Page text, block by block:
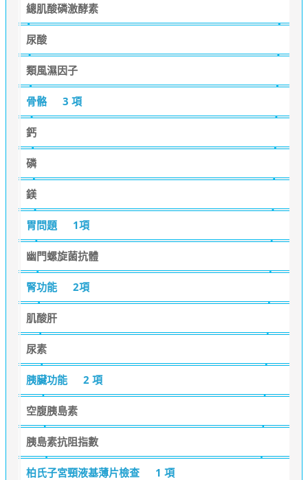
總肌酸磷激酵素
尿酸
類風濕因子
骨骼 3 項
鈣
磷
鎂
胃問題 1項
幽門螺旋菌抗體
腎功能 2項
肌酸肝
尿素
胰臟功能 2 項
空腹胰島素
胰島素抗阻指數
柏氏子宮頸液基薄片檢查 1 項